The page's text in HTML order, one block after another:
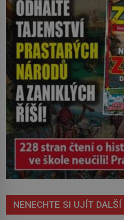
projevuje?
z […]
NENECHTE SI UJÍT